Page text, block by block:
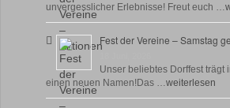
unvergesslicher Erlebnisse! Freut euch …
Fest der Vereine – Samstag
Unser beliebtes Dorffest trägt
einen neuen Namen!Das …weiterlesen